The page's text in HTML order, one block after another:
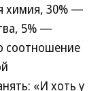
химия, 30% —
5% —
соотношение
«И хоть у